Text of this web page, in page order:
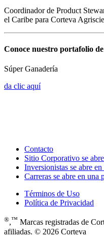
Coordinador de Product
el Caribe para Corteva
Conoce nuestro portafolio
Súper Ganadería
da clic aquí
Contacto
Sitio Corporativo se
Inversionistas se abre
Carreras se abre en una
Términos de Uso
Política de Privacidad
®,™ Marcas registradas de
afiliadas. © 2026 Corteva